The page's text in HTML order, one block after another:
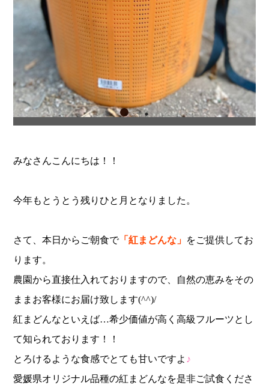
みなさんこんにちは！！
今年もとうとう残りひと月となりました。
さて、本日からご朝食で「紅まどんな」 をご提供してお
ります。
農園から直接仕入れておりますので、自然の恵みをその
ままお客様にお届け致します(^^)/
紅まどんなといえば…希少価値が高く高級フルーツとし
て知られております！！
とろけるような食感でとても甘いですよ ♪
愛媛県オリジナル品種の紅まどんなを是非ご試食くださ